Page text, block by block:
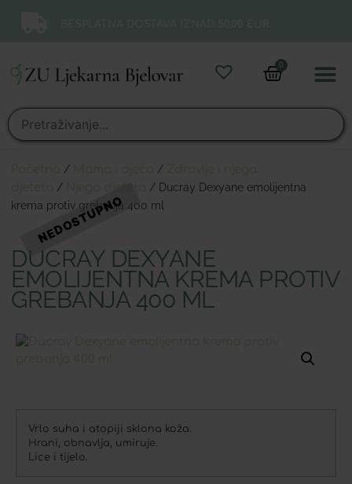
0
/ /
/
/ Ducray Dexyane emolijentna
krema protiv grebanja 400 ml
DUCRAY DEXYANE
EMOLIJENTNA KREMA PROTIV
GREBANJA 400 ML
Vrlo suha i atopiji sklona koža.
Hrani, obnavlja, umiruje.
Lice i tijelo.